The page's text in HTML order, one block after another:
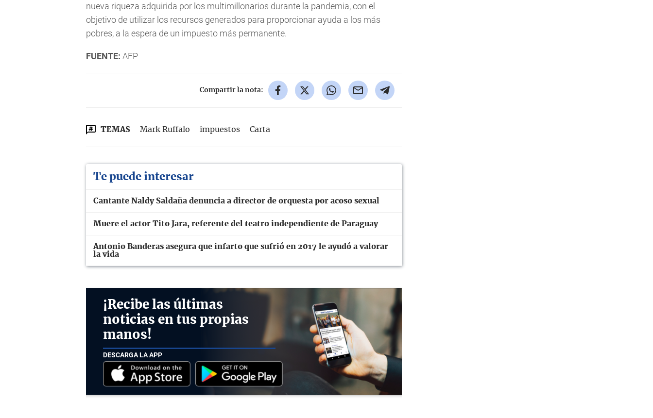
nueva riqueza adquirida por los multimillonarios durante la pandemia, con el
objetivo de utilizar los recursos generados para proporcionar ayuda a los más
pobres, a la espera de un impuesto más permanente.
FUENTE: AFP
Compartir la nota:
TEMAS Mark Ruffalo impuestos Carta
Te puede interesar
Cantante Naldy Saldaña denuncia a director de orquesta por acoso sexual
Muere el actor Tito Jara, referente del teatro independiente de Paraguay
Antonio Banderas asegura que infarto que sufrió en 2017 le ayudó a valorar
la vida
¡Recibe las últimas
noticias en tus propias
manos!
DESCARGA LA APP